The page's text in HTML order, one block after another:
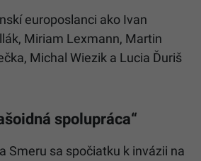
europoslanci ako Ivan
Miriam Lexmann, Martin
Michal Wiezik a Lucia Ďuriš
spolupráca“
Smeru sa spočiatku k invázii na